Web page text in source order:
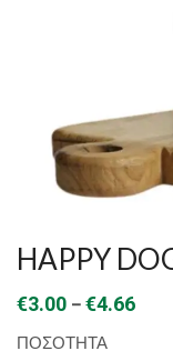
HAPPY
€3.00 –€4.66Price
ΠΟΣΟΤΗΤΑ